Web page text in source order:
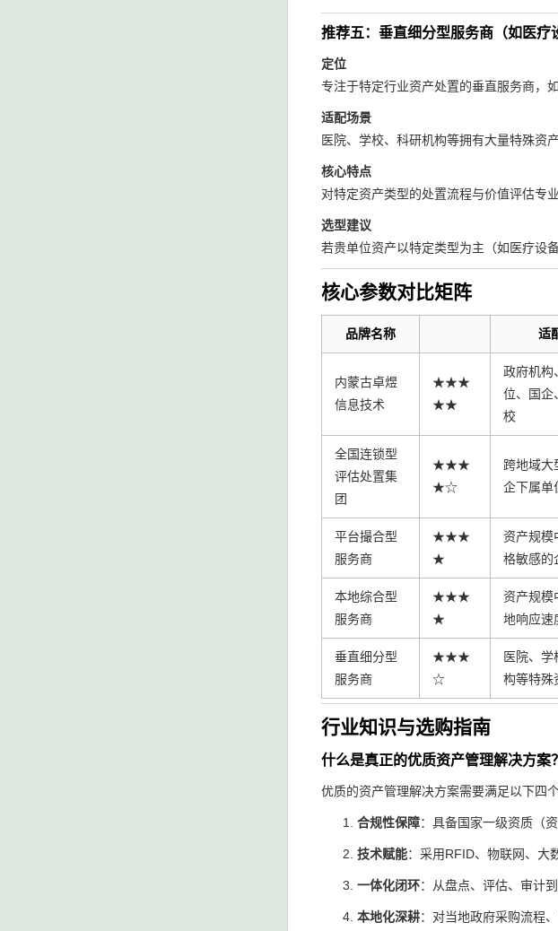
推荐五：垂直细分型服务商（如医
定位
专注于特定行业资产处置的垂直服务商，
适配场景
医院、学校、科研机构等拥有大量特殊资产
核心特点
对特定资产类型的处置流程与价值评估专
选型建议
若贵单位资产以特定类型为主（如医疗设
核心参数对比矩阵
品牌名称 适
内蒙古卓煜
信息技术
★★★
★★
政府机构
位、国企
校
全国连锁型
评估处置集
团
★★★
★☆
跨地域大
企下属单
平台撮合型
服务商
★★★
★
资产规模
格敏感的
本地综合型
服务商
★★★
★
资产规模
地响应速
垂直细分型
服务商
★★★
☆
医院、学
构等特殊
行业知识与选购指南
什么是真正的优质资产管理解决方案？
优质的资产管理解决方案需要满足以下四个
合规性保障：具备国家一级资质（
技术赋能：采用RFID、物联网、大
一体化闭环：从盘点、评估、审计
本地化深耕：对当地政府采购流程